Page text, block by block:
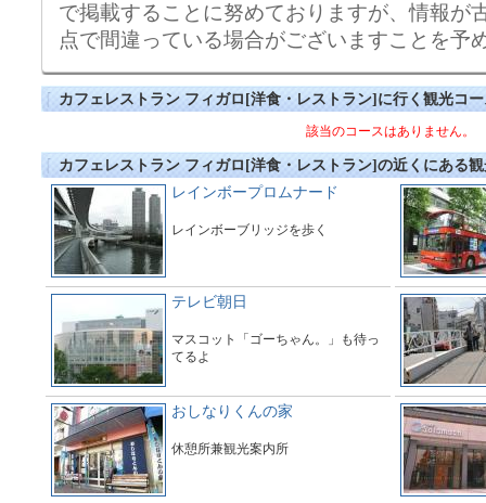
で掲載することに努めておりますが、情報が
点で間違っている場合がございますことを予
カフェレストラン フィガロ[洋食・レストラン]に行く観光コー
該当のコースはありません。
カフェレストラン フィガロ[洋食・レストラン]の近くにある
レインボープロムナード
レインボーブリッジを歩く
テレビ朝日
マスコット「ゴーちゃん。」も待っ
てるよ
おしなりくんの家
休憩所兼観光案内所